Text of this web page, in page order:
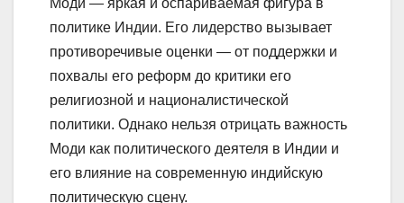
политике Индии. Его лидерство вызывает
противоречивые оценки — от поддержки и
похвалы его реформ до критики его
религиозной и националистической
политики. Однако нельзя отрицать важность
Моди как политического деятеля в Индии и
его влияние на современную индийскую
политическую сцену.